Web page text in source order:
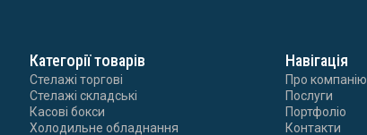
Категорії товарів
Стелажі торгові
Стелажі складські
Касові бокси
Холодильне обладнання
Навігація
Про компанію
Послуги
Портфоліо
Контакти